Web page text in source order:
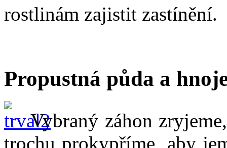
rostlinám zajistit zastínění.
Propustná půda a
Vybraný záhon
trochu prokypříme, aby